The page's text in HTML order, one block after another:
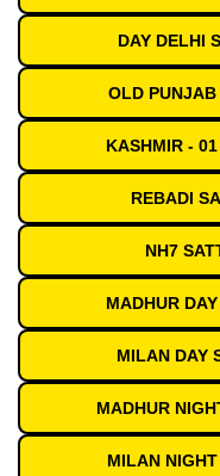
DAY DELHI
OLD PUNJAB
KASHMIR -
REBADI
NH7
MADHUR
MILAN DAY
MADHUR
MILAN